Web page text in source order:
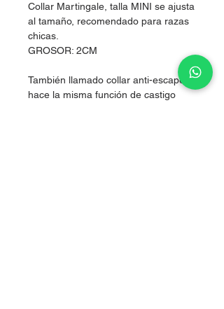
Collar Martingale, talla MINI se ajusta
al tamaño, recomendado para razas
chicas.
GROSOR: 2CM
También llamado collar anti-escape,
hace la misma función de castigo